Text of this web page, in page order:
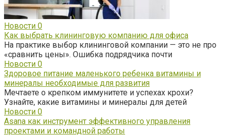
Новости 0
Как выбрать клининговую компанию для офиса
На практике выбор клининговой компании — это не про
«сравнить цены». Ошибка подрядчика почти
Новости 0
Здоровое питание маленького ребенка витамины и
минералы необходимые для развития
Мечтаете о крепком иммунитете и успехах крохи?
Узнайте, какие витамины и минералы для детей
Новости 0
Asana как инструмент эффективного управления
проектами и командной работы